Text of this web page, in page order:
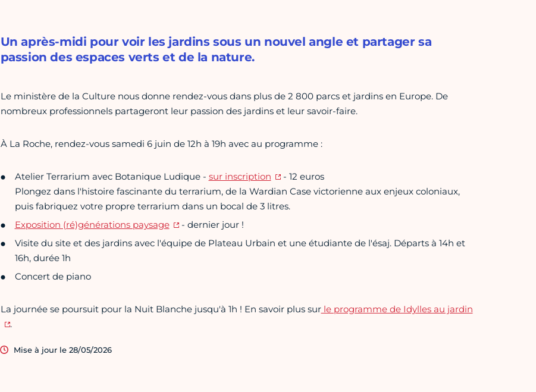
Un après-midi pour voir les jardins sous un nouvel angle et partager sa
passion des espaces verts et de la nature.
Le ministère de la Culture nous donne rendez-vous dans plus de 2 800 parcs et jardins en Europe. De
nombreux professionnels partageront leur passion des jardins et leur savoir-faire.
À La Roche, rendez-vous samedi 6 juin de 12h à 19h avec au programme :
Atelier Terrarium avec Botanique Ludique - sur inscription
- 12 euros
Plongez dans l'histoire fascinante du terrarium, de la Wardian Case victorienne aux enjeux coloniaux,
puis fabriquez votre propre terrarium dans un bocal de 3 litres.
Exposition (ré)générations paysage
- dernier jour !
Visite du site et des jardins avec l'équipe de Plateau Urbain et une étudiante de l'ésaj. Départs à 14h et
16h, durée 1h
Concert de piano
La journée se poursuit pour la Nuit Blanche jusqu'à 1h ! En savoir plus surle programme de Idylles au jardin
.
Mise à jour le 28/05/2026